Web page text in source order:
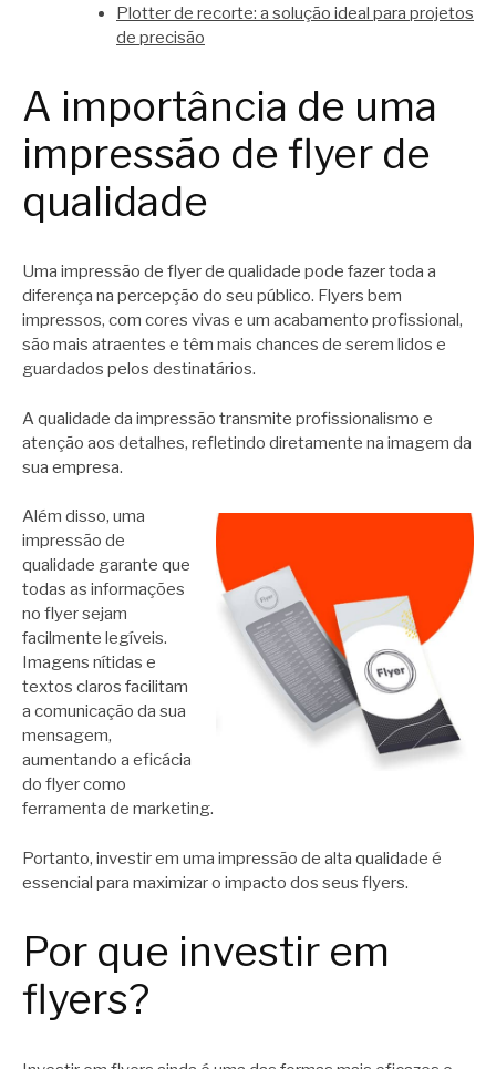
Plotter de recorte: a solução ideal para projetos
de precisão
A importância de uma
impressão de flyer de
qualidade
Uma impressão de flyer de qualidade pode fazer toda a
diferença na percepção do seu público. Flyers bem
impressos, com cores vivas e um acabamento profissional,
são mais atraentes e têm mais chances de serem lidos e
guardados pelos destinatários.
A qualidade da impressão transmite profissionalismo e
atenção aos detalhes, refletindo diretamente na imagem da
sua empresa.
Além disso, uma
impressão de
qualidade garante que
todas as informações
no flyer sejam
facilmente legíveis.
Imagens nítidas e
textos claros facilitam
a comunicação da sua
mensagem,
aumentando a eficácia
do flyer como
ferramenta de marketing.
Portanto, investir em uma impressão de alta qualidade é
essencial para maximizar o impacto dos seus flyers.
Por que investir em
flyers?